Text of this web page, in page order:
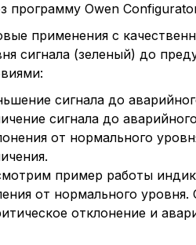
программу Owen
применения с
сигнала (зеленый) до
сигнала до
сигнала до
от нормального
пример работы
от нормального
отклонение и